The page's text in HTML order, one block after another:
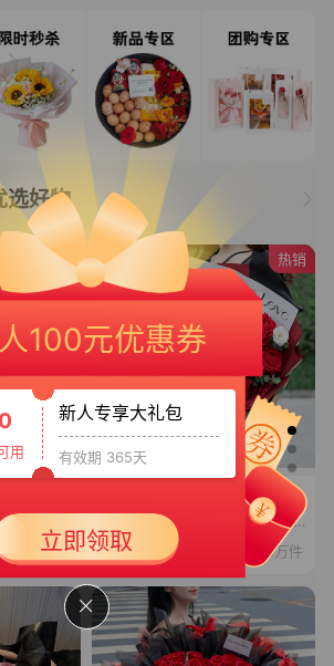
选好物
售 384件
热销
11枝卡罗拉红玫瑰、4枝白桔梗、4枝红豆、尤加利叶
96 已售 2.1万件
100元优惠券
用
新人专享大礼包
有效期 365天
用
新人大礼包
有效期 365天
用
新人专享大礼包3
有效期 365天
立即领取